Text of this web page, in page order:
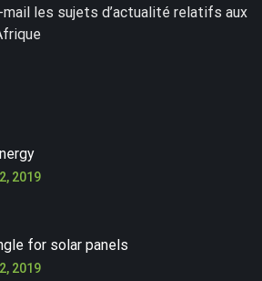
mail les sujets d’actualité relatifs aux
2019
for solar panels
2019